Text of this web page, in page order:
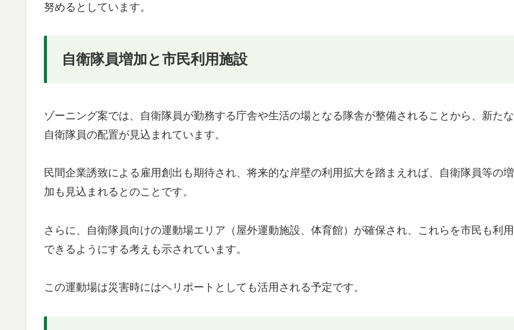
努めるとしています。
自衛隊員増加と市民利用施設
ゾーニング案では、自衛隊員が勤務する庁舎や生活の場となる隊舎が整備されることから、新たな
自衛隊員の配置が見込まれています。
民間企業誘致による雇用創出も期待され、将来的な岸壁の利用拡大を踏まえれば、自衛隊員等の増
加も見込まれるとのことです。
さらに、自衛隊員向けの運動場エリア（屋外運動施設、体育館）が確保され、これらを市民も利用
できるようにする考えも示されています。
この運動場は災害時にはヘリポートとしても活用される予定です。